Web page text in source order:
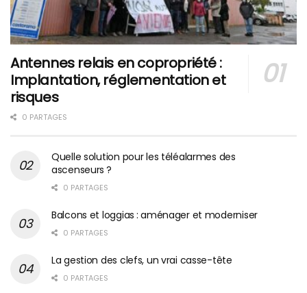
Antennes relais en copropriété :
Implantation, réglementation et
risques
0 PARTAGES
Quelle solution pour les téléalarmes des
ascenseurs ?
0 PARTAGES
Balcons et loggias : aménager et moderniser
0 PARTAGES
La gestion des clefs, un vrai casse-tête
0 PARTAGES